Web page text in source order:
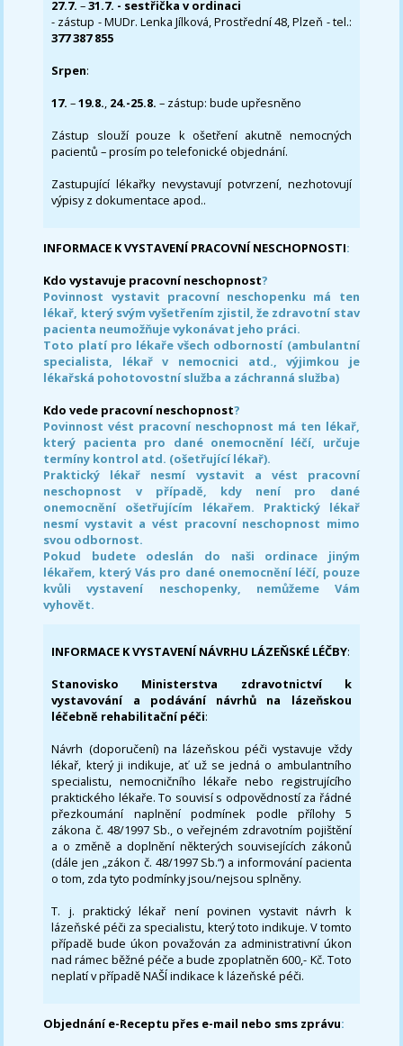
27.7.–31.7. - sestřička v ordinaci
- zástup - MUDr. Lenka Jílková, Prostřední 48, Plzeň - tel.:
377 387 855
Srpen:
17. –19.8., 24.-25.8. – zástup: bude upřesněno
Zástup slouží pouze k ošetření akutně nemocných
pacientů – prosím po telefonické objednání.
Zastupující lékařky nevystavují potvrzení, nezhotovují
výpisy z dokumentace apod..
INFORMACE K VYSTAVENÍ PRACOVNÍ NESCHOPNOSTI:
Kdo vystavuje pracovní neschopnost?
Povinnost vystavit pracovní neschopenku má ten
lékař, který svým vyšetřením zjistil, že zdravotní stav
pacienta neumožňuje vykonávat jeho práci.
Toto platí pro lékaře všech odborností (ambulantní
specialista, lékař v nemocnici atd., výjimkou je
lékařská pohotovostní služba a záchranná služba)
Kdo vede pracovní neschopnost?
Povinnost vést pracovní neschopnost má ten lékař,
který pacienta pro dané onemocnění léčí, určuje
termíny kontrol atd. (ošetřující lékař).
Praktický lékař nesmí vystavit a vést pracovní
neschopnost v případě, kdy není pro dané
onemocnění ošetřujícím lékařem. Praktický lékař
nesmí vystavit a vést pracovní neschopnost mimo
svou odbornost.
Pokud budete odeslán do naši ordinace jiným
lékařem, který Vás pro dané onemocnění léčí, pouze
kvůli vystavení neschopenky, nemůžeme Vám
vyhovět.
INFORMACE K VYSTAVENÍ NÁVRHU LÁZEŇSKÉ LÉČBY:
Stanovisko Ministerstva zdravotnictví k
vystavování a podávání návrhů na lázeňskou
léčebně rehabilitační péči:
Návrh (doporučení) na lázeňskou péči vystavuje vždy
lékař, který ji indikuje, ať už se jedná o ambulantního
specialistu, nemocničního lékaře nebo registrujícího
praktického lékaře. To souvisí s odpovědností za řádné
přezkoumání naplnění podmínek podle přílohy 5
zákona č. 48/1997 Sb., o veřejném zdravotním pojištění
a o změně a doplnění některých souvisejících zákonů
(dále jen „zákon č. 48/1997 Sb.“) a informování pacienta
o tom, zda tyto podmínky jsou/nejsou splněny.
T. j. praktický lékař není povinen vystavit návrh k
lázeňské péči za specialistu, který toto indikuje. V tomto
případě bude úkon považován za administrativní úkon
nad rámec běžné péče a bude zpoplatněn 600,- Kč. Toto
neplatí v případě NAŠÍ indikace k lázeňské péči.
Objednání e-Receptu přes e-mail nebo sms zprávu: